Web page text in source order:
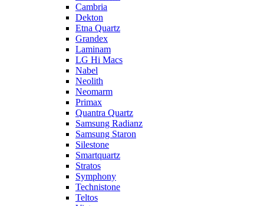
Cambria
Dekton
Etna Quartz
Grandex
Laminam
LG Hi Macs
Nabel
Neolith
Neomarm
Primax
Quantra Quartz
Samsung Radianz
Samsung Staron
Silestone
Smartquartz
Stratos
Symphony
Technistone
Teltos